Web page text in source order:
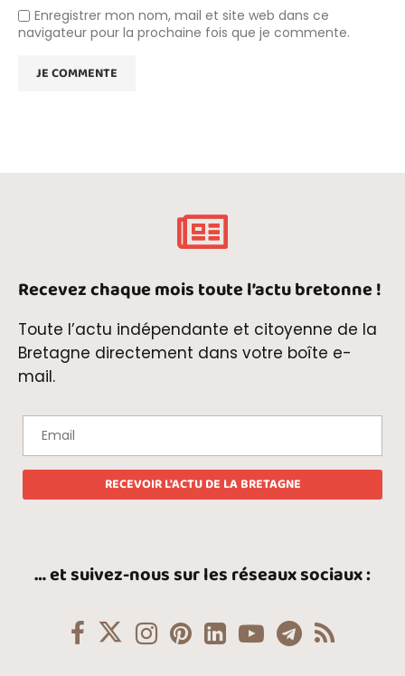
Enregistrer mon nom, mail et site web dans ce
navigateur pour la prochaine fois que je commente.
Recevez chaque mois toute l’actu bretonne !
Toute l’actu indépendante et citoyenne de la
Bretagne directement dans votre boîte e-
mail.
… et suivez-nous sur les réseaux sociaux :